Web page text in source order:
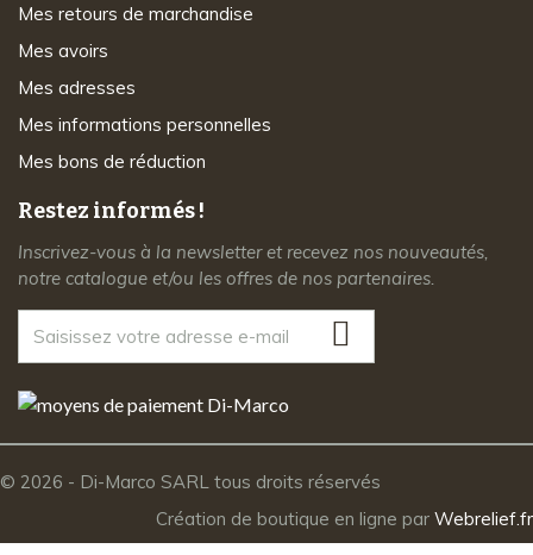
Mes retours de marchandise
Mes avoirs
Mes adresses
Mes informations personnelles
Mes bons de réduction
Restez informés !
Inscrivez-vous à la newsletter et recevez nos nouveautés,
notre catalogue et/ou les offres de nos partenaires.
© 2026 - Di-Marco SARL tous droits réservés
Création de boutique en ligne par Webrelief.fr